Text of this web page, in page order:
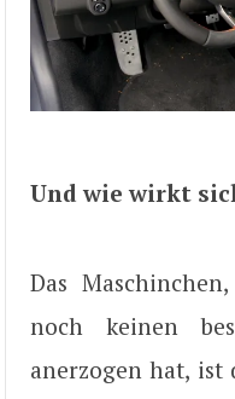
Und wie wirkt
Das
noch keinen
anerzogen hat,